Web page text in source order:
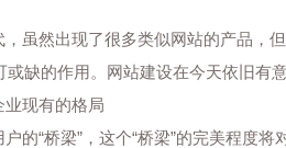
然出现了很多类似网站的产品，
或缺的作用。网站建设在今天依旧
现有的格局
“桥梁”，这个“桥梁”的完美程度将